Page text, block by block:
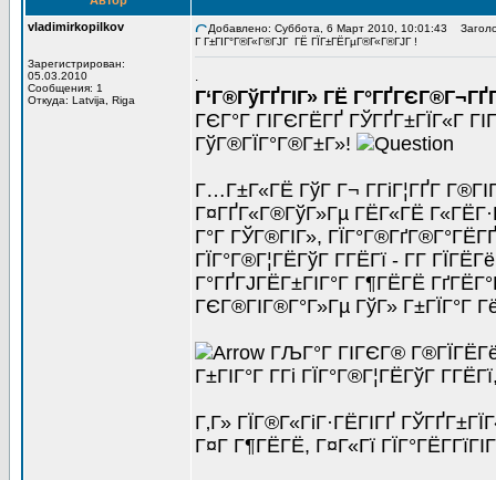
vladimirkopilkov
Зарегистрирован:
05.03.2010
Сообщения: 1
Откуда: Latvija, Riga
Добавлено: Суббота, 6 Март 2010, 10:01:43
Г Г±ГІГ°Г®Г«Г®ГЈГ ГЁ ГЇГ±ГЁГµГ®Г«Г®ГЈГ !
.
Г‘Г®ГўГҐГІГ» ГЁ
ГЄГ°Г ГІГЄГЁГҐ ГЎГҐГ±ГЇГ«Г
ГўГ®ГЇГ°Г®Г±Г»!
Г…Г±Г«ГЁ ГўГ Г¬ Г­ГіГ¦ГҐГ­
Г¤ГҐГ«Г®ГўГ»Гµ ГЁГ«ГЁ
Г°Г ГЎГ®ГІГ»,
ГЇГ°Г®Г¦ГЁГўГ Г­ГЁГї - Г­Г
Г°ГҐГЈГЁГ±ГІГ°Г Г¶ГЁГЁ
ГЄГ®ГІГ®Г°Г»Гµ ГўГ» Г±ГЇГ°Г
ГЉГ°Г ГІГЄГ®
Г±ГІГ°Г Г­Гі ГЇГ°Г®Г¦ГЁГўГ
Г‚Г» ГЇГ®Г«ГіГ·ГЁГІГҐ
Г¤Г Г¶ГЁГЁ, Г¤Г«Гї